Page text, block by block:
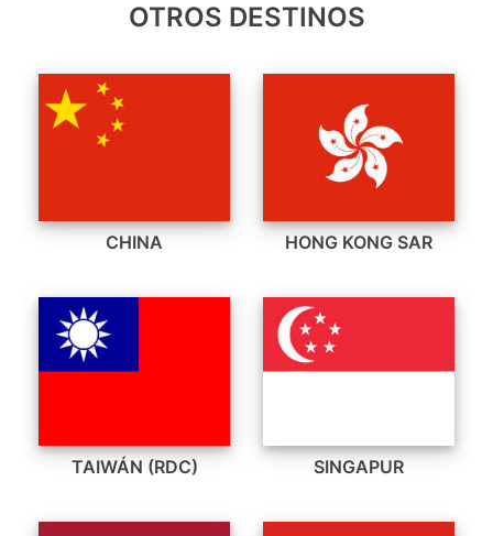
OTROS DESTINOS
CHINA HONG KONG SAR
TAIWÁN (RDC) SINGAPUR